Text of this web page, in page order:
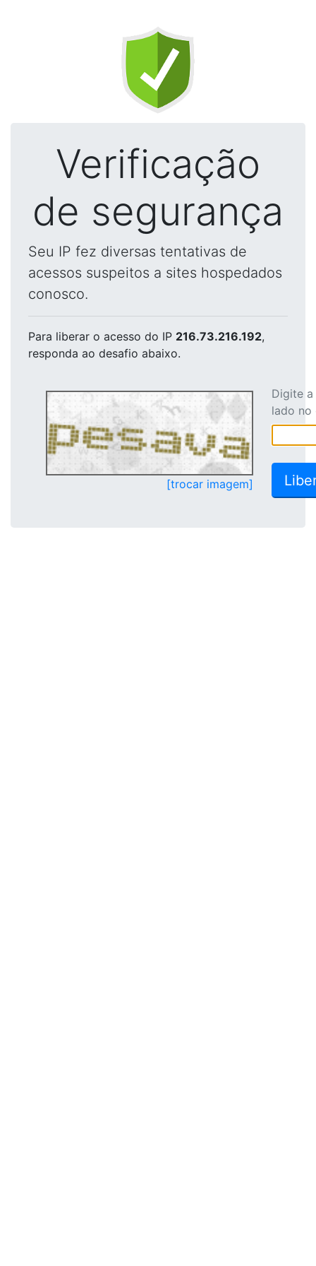
Verificação
de segurança
Seu IP fez diversas tentativas de
acessos suspeitos a sites hospedados
conosco.
Para liberar o acesso do IP 216.73.216.192,
responda ao desafio abaixo.
[trocar imagem]
Digite
lado no